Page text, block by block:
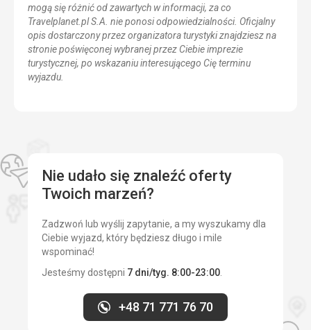
mogą się różnić od zawartych w informacji, za co
Travelplanet.pl S.A. nie ponosi odpowiedzialności. Oficjalny
opis dostarczony przez organizatora turystyki znajdziesz na
stronie poświęconej wybranej przez Ciebie imprezie
turystycznej, po wskazaniu interesującego Cię terminu
wyjazdu.
Nie udało się znaleźć oferty
Twoich marzeń?
Zadzwoń lub wyślij zapytanie, a my wyszukamy dla
Ciebie wyjazd, który będziesz długo i mile
wspominać!
Jesteśmy dostępni 7 dni/tyg. 8:00-23:00
+48 71 771 76 70